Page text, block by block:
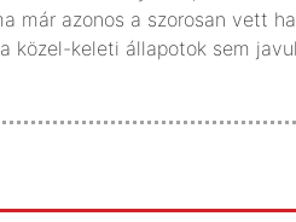
már azonos a szorosan vett
közel-keleti állapotok sem